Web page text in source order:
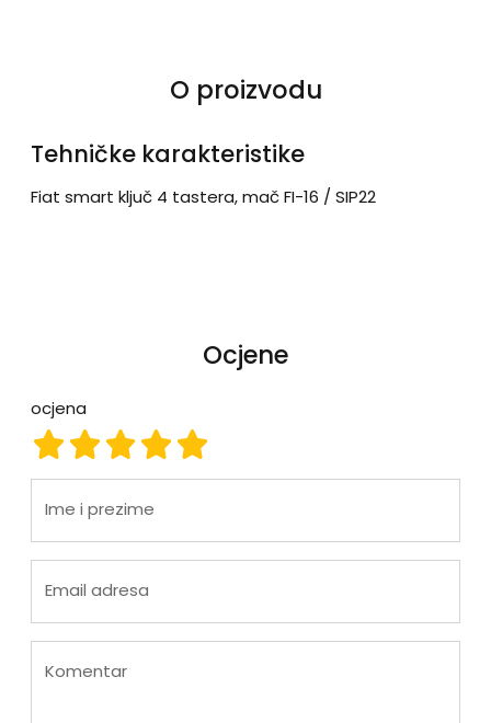
O proizvodu
Tehničke karakteristike
Fiat smart ključ 4 tastera, mač FI-16 / SIP22
Ocjene
ocjena
ocjena 5
ocjena 4
ocjena 3
ocjena 2
ocjena 1
Ime i prezime
Email adresa
Komentar